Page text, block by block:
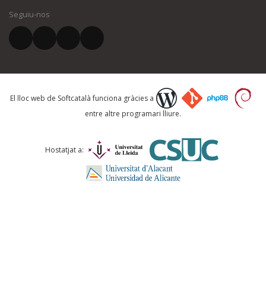
El vostre correu electrònic *
Què proposeu?
Comentari *
Seguiu-nos
El lloc web de Softcatalà funciona gràcies a
entre altre programari lliure.
Hostatjat a: